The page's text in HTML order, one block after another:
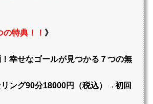
特典！！ 》
幸せなゴールが見つかる７つの無
ング90分18000円（税込）→初回